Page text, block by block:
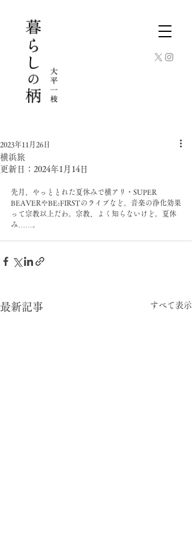
横浜旅
2023年11月26日
更新日： 2024年1月14日
先月、やっととれた夏休みで横アリ・SUPER
BEAVERやBE:FIRSTのライブなど。音楽の浄化効果
って宗教以上だわ。宗教、よく知らないけど。夏休
み……。
最新記事 すべて表示